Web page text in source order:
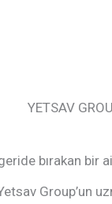
YETSAV
bırakan bir
Group’un